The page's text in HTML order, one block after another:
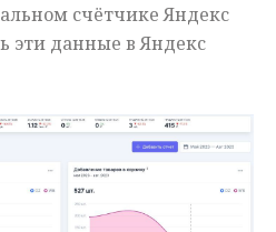
счётчике Яндекс
эти данные в Яндекс